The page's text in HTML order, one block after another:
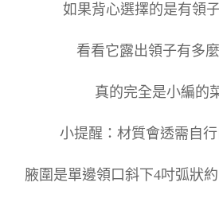
如果背心選擇的是有領
看看它露出領子有多
真的完全是小編的
小提醒：材質會透需自
腋圍是單邊領口斜下4吋弧狀